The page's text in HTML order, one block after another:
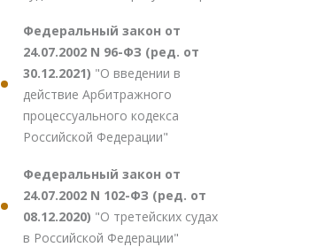
Федеральный закон от
24.07.2002 N 96-ФЗ (ред. от
30.12.2021) "О введении в
действие Арбитражного
процессуального кодекса
Российской Федерации"
Федеральный закон от
24.07.2002 N 102-ФЗ (ред. от
08.12.2020) "О третейских судах
в Российской Федерации"